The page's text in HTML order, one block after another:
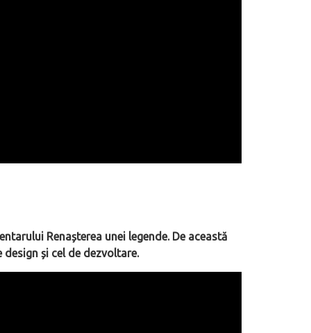
Renașterea unei legende. De această
și cel de dezvoltare.